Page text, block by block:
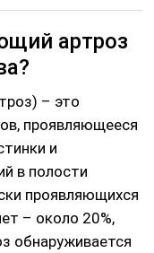
артроз
– это
проявляющееся
и
в полости
проявляющихся
– около 20%,
обнаруживается